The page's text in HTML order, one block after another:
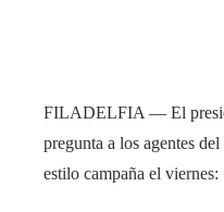
FILADELFIA — El
pregunta a los agentes
estilo campaña el